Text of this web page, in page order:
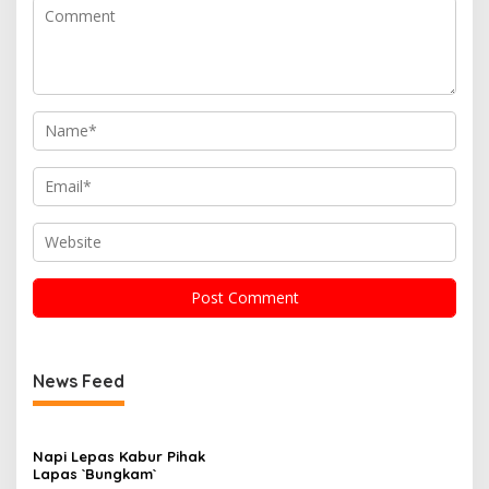
News Feed
Napi Lepas Kabur Pihak
Lapas `Bungkam`